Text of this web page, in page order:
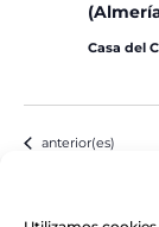
Casa del
Eventos
anterior(es)